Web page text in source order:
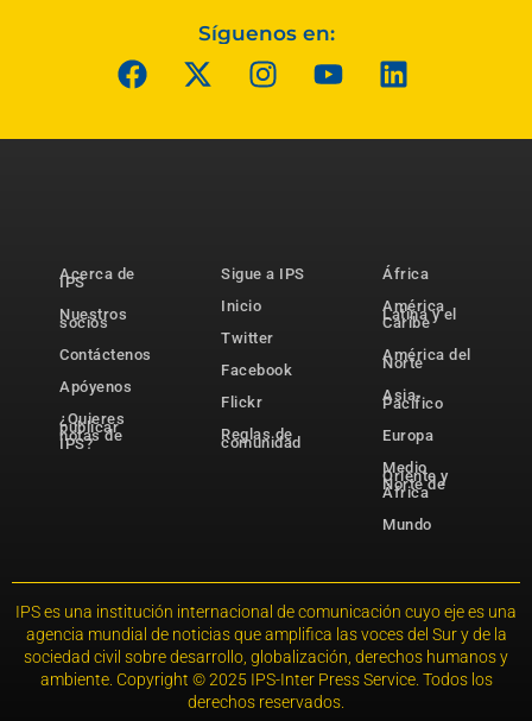
Síguenos en:
Acerca de
IPS
Nuestros
socios
Contáctenos
Apóyenos
¿Quieres
publicar
notas de
IPS?
Sigue a IPS
Inicio
Twitter
Facebook
Flickr
Reglas de
comunidad
África
América
Latina y el
Caribe
América del
Norte
Asia-
Pacífico
Europa
Medio
Oriente y
Norte de
África
Mundo
IPS es una institución internacional de comunicación cuyo eje es una
agencia mundial de noticias que amplifica las voces del Sur y de la
sociedad civil sobre desarrollo, globalización, derechos humanos y
ambiente. Copyright © 2025 IPS-Inter Press Service. Todos los
derechos reservados.